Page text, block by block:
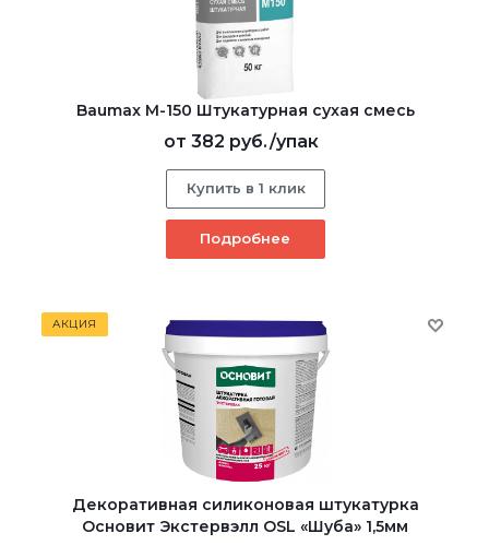
Baumax М-150 Штукатурная сухая смесь
от 382 руб./упак
Купить в 1 клик
Подробнее
АКЦИЯ
Декоративная силиконовая штукатурка
Основит Экстервэлл OSL «Шуба» 1,5мм